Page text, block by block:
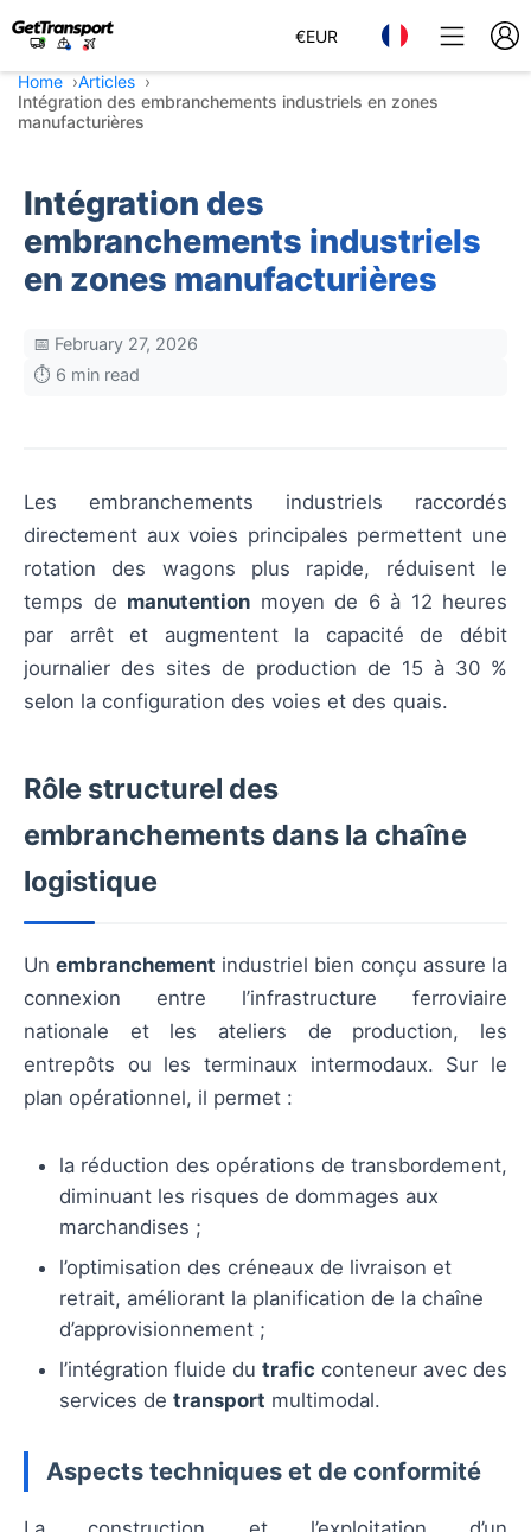
€EUR
Home
Articles
Intégration des embranchements industriels en zones
manufacturières
Intégration des
embranchements industriels
en zones manufacturières
📅 February 27, 2026
⏱️ 6 min read
Les embranchements industriels raccordés
directement aux voies principales permettent une
rotation des wagons plus rapide, réduisent le
temps de manutention moyen de 6 à 12 heures
par arrêt et augmentent la capacité de débit
journalier des sites de production de 15 à 30 %
selon la configuration des voies et des quais.
Rôle structurel des
embranchements dans la chaîne
logistique
Un embranchement industriel bien conçu assure la
connexion entre l’infrastructure ferroviaire
nationale et les ateliers de production, les
entrepôts ou les terminaux intermodaux. Sur le
plan opérationnel, il permet :
la réduction des opérations de transbordement,
diminuant les risques de dommages aux
marchandises ;
l’optimisation des créneaux de livraison et
retrait, améliorant la planification de la chaîne
d’approvisionnement ;
l’intégration fluide du trafic conteneur avec des
services de transport multimodal.
Aspects techniques et de conformité